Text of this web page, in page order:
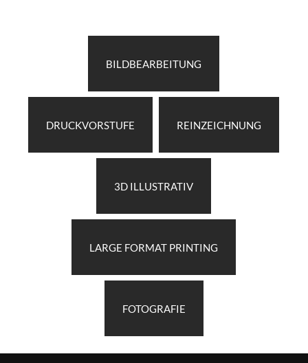
BILDBEARBEITUNG
DRUCKVORSTUFE REINZEICHNUNG
3D ILLUSTRATIV
LARGE FORMAT PRINTING
FOTOGRAFIE